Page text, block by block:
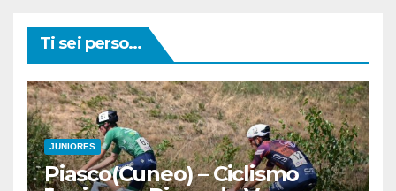
Ti sei perso...
JUNIORES
Piasco(Cuneo) – Ciclismo